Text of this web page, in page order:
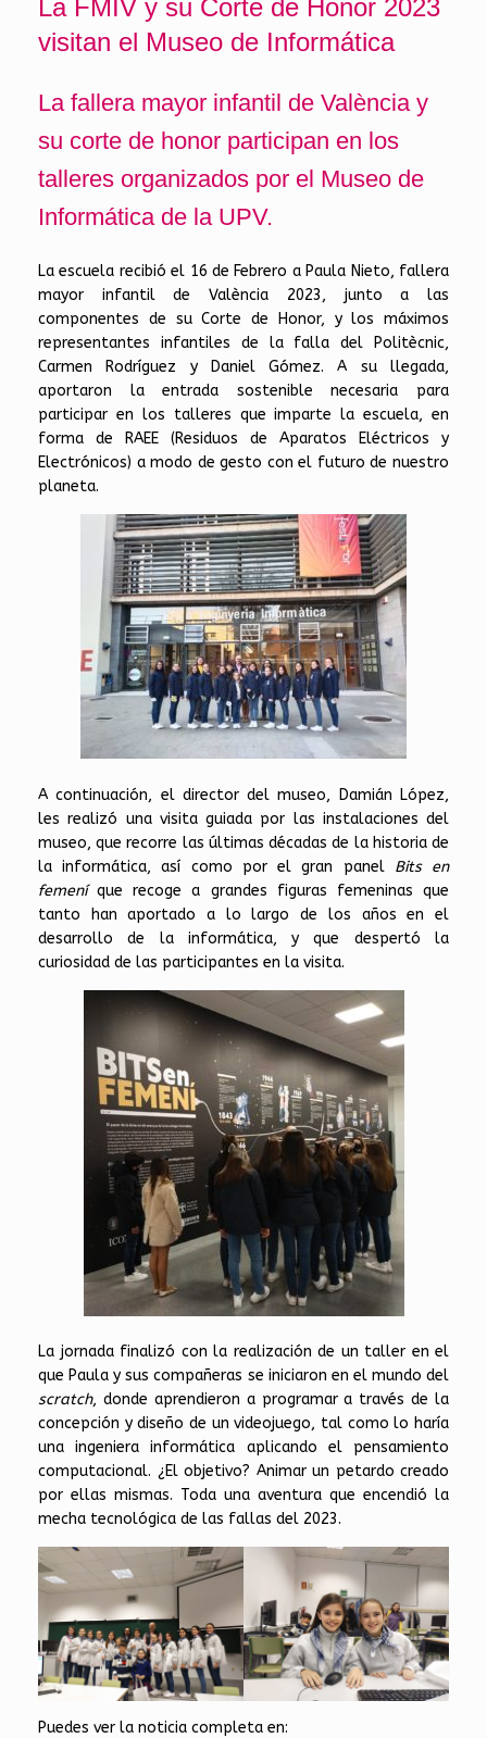
La FMIV y su Corte de Honor 2023
visitan el Museo de Informática
La fallera mayor infantil de València y
su corte de honor participan en los
talleres organizados por el Museo de
Informática de la UPV.
La escuela recibió el 16 de Febrero a Paula Nieto, fallera
mayor infantil de València 2023, junto a las
componentes de su Corte de Honor, y los máximos
representantes infantiles de la falla del Politècnic,
Carmen Rodríguez y Daniel Gómez. A su llegada,
aportaron la entrada sostenible necesaria para
participar en los talleres que imparte la escuela, en
forma de RAEE (Residuos de Aparatos Eléctricos y
Electrónicos) a modo de gesto con el futuro de nuestro
planeta.
A continuación, el director del museo, Damián López,
les realizó una visita guiada por las instalaciones del
museo, que recorre las últimas décadas de la historia de
la informática, así como por el gran panel Bits en
femeníque recoge a grandes figuras femeninas que
tanto han aportado a lo largo de los años en el
desarrollo de la informática, y que despertó la
curiosidad de las participantes en la visita.
La jornada finalizó con la realización de un taller en el
que Paula y sus compañeras se iniciaron en el mundo del
scratch, donde aprendieron a programar a través de la
concepción y diseño de un videojuego, tal como lo haría
una ingeniera informática aplicando el pensamiento
computacional. ¿El objetivo? Animar un petardo creado
por ellas mismas. Toda una aventura que encendió la
mecha tecnológica de las fallas del 2023.
Puedes ver la noticia completa en: